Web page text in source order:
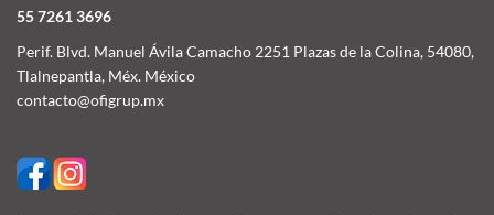
55 7261 3696
Perif. Blvd. Manuel Ávila Camacho 2251 Plazas de la Colina, 54080,
Tlalnepantla, Méx. México
contacto@ofigrup.mx